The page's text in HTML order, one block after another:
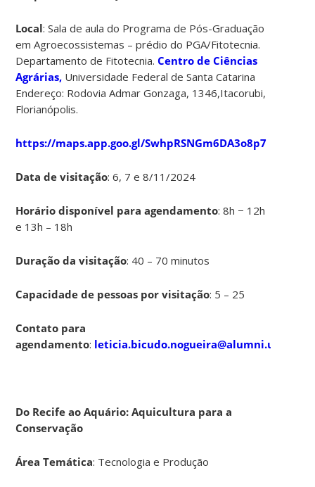
Local: Sala de aula do Programa de Pós-Graduação
em Agroecossistemas – prédio do PGA/Fitotecnia.
Departamento de Fitotecnia. Centro de Ciências
Agrárias, Universidade Federal de Santa Catarina
Endereço: Rodovia Admar Gonzaga, 1346,Itacorubi,
Florianópolis.
https://maps.app.goo.gl/SwhpRSNGm6DA3o8p7
Data de visitação: 6, 7 e 8/11/2024
Horário disponível para agendamento: 8h − 12h
e 13h – 18h
Duração da visitação: 40 – 70 minutos
Capacidade de pessoas por visitação: 5 – 25
Contato para
agendamento: leticia.bicudo.nogueira@alumni.usp.br
Do Recife ao Aquário: Aquicultura para a
Conservação
Área Temática: Tecnologia e Produção